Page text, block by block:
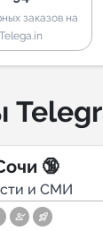
заказов на
Telega.in
🔞
и СМИ